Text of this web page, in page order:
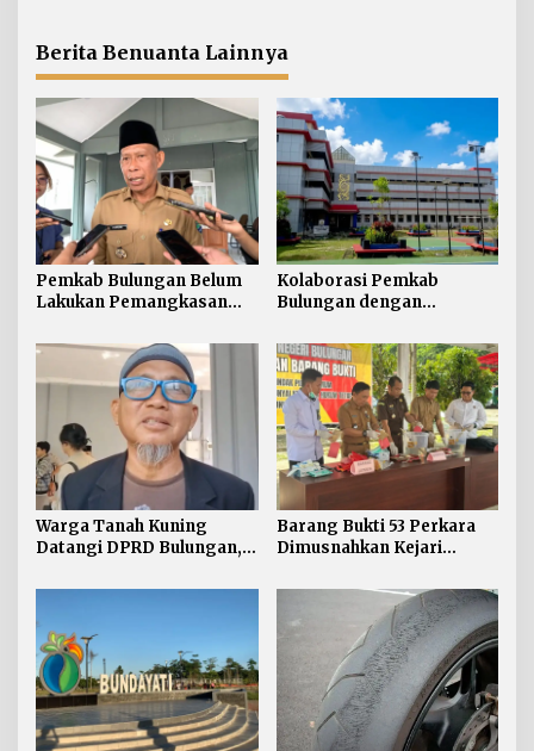
Diselesaikan
Berita Benuanta Lainnya
Pemkab Bulungan Belum
Lakukan Pemangkasan
Ada Arahan Pusat
Kolaborasi Pemkab
Bulungan dengan
Desa/Kelurahan Satu
Sarjana
Warga Tanah Kuning
Datangi DPRD Bulungan,
Persen segera
Barang Bukti 53 Perkara
Dimusnahkan Kejari
Didominasi Kasus Sabu